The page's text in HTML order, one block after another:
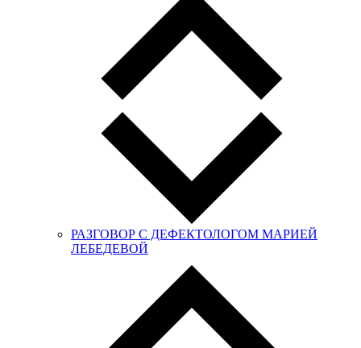
РАЗГОВОР С ДЕФЕКТОЛОГОМ МАРИЕЙ
ЛЕБЕДЕВОЙ